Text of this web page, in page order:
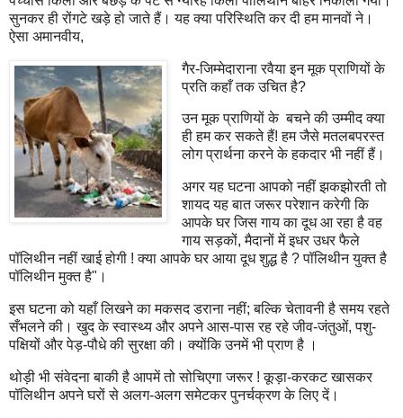
सुनकर ही रोंगटे खड़े हो जाते हैं। यह क्या परिस्थिति कर दी हम मानवों ने।
ऐसा अमानवीय,
गैर-जिम्मेदाराना रवैया इन मूक प्राणियों के
प्रति कहाँ तक उचित है?
उन मूक प्राणियों के बचने की उम्मीद क्या
ही हम कर सकते हैं! हम जैसे मतलबपरस्त
लोग प्रार्थना करने के हकदार भी नहीं हैं।
अगर यह घटना आपको नहीं झकझोरती तो
शायद यह बात जरूर परेशान करेगी कि
आपके घर जिस गाय का दूध आ रहा है वह
गाय सड़कों, मैदानों में इधर उधर फैले
पॉलिथीन नहीं खाई होगी ! क्या आपके घर आया दूध शुद्ध है ? पॉलिथीन युक्त है
पॉलिथीन मुक्त है"।
इस घटना को यहाँ लिखने का मकसद डराना नहीं; बल्कि चेतावनी है समय रहते
सँभलने की। खुद के स्वास्थ्य और अपने आस-पास रह रहे जीव-जंतुओं, पशु-
पक्षियों और पेड़-पौधे की सुरक्षा की। क्योंकि उनमें भी प्राण है ।
थोड़ी भी संवेदना बाकी है आपमें तो सोचिएगा जरूर ! कूड़ा-करकट खासकर
पॉलिथीन अपने घरों से अलग-अलग समेटकर पुनर्चक्रण के लिए दें।